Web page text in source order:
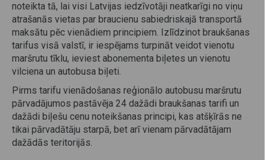
noteikta tā, lai visi Latvijas iedzīvotāji neatkarīgi no viņu
atrašanās vietas par braucienu sabiedriskajā transportā
maksātu pēc vienādiem principiem. Izlīdzinot braukšanas
tarifus visā valstī, ir iespējams turpināt veidot vienotu
maršrutu tīklu, ieviest abonementa biļetes un vienotu
vilciena un autobusa biļeti.
Pirms tarifu vienādošanas reģionālo autobusu maršrutu
pārvadājumos pastāvēja 24 dažādi braukšanas tarifi un
dažādi biļešu cenu noteikšanas principi, kas atšķīrās ne
tikai pārvadātāju starpā, bet arī vienam pārvadātājam
dažādās teritorijās.